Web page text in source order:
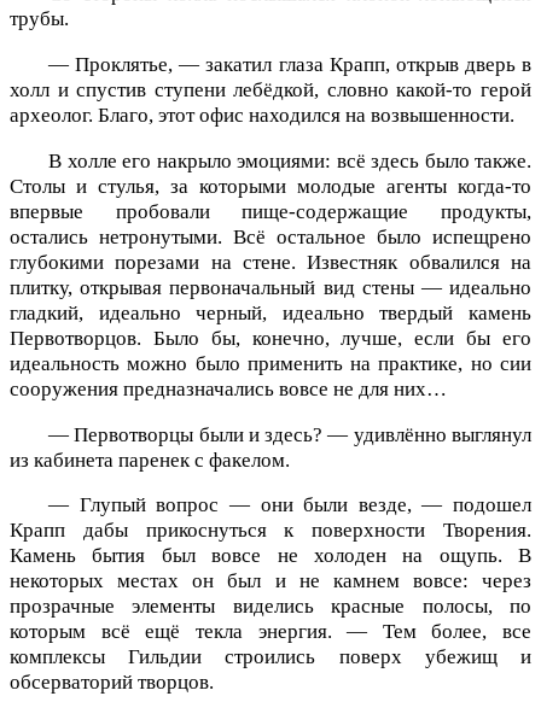
трубы.
— Проклятье, — закатил глаза Крапп, открыв дверь в
холл и спустив ступени лебёдкой, словно какой-то герой
археолог. Благо, этот офис находился на возвышенности.
В холле его накрыло эмоциями: всё здесь было также.
Столы и стулья, за которыми молодые агенты когда-то
впервые пробовали пище-содержащие продукты,
остались нетронутыми. Всё остальное было испещрено
глубокими порезами на стене. Известняк обвалился на
плитку, открывая первоначальный вид стены — идеально
гладкий, идеально черный, идеально твердый камень
Первотворцов. Было бы, конечно, лучше, если бы его
идеальность можно было применить на практике, но сии
сооружения предназначались вовсе не для них…
— Первотворцы были и здесь? — удивлённо выглянул
из кабинета паренек с факелом.
— Глупый вопрос — они были везде, — подошел
Крапп дабы прикоснуться к поверхности Творения.
Камень бытия был вовсе не холоден на ощупь. В
некоторых местах он был и не камнем вовсе: через
прозрачные элементы виделись красные полосы, по
которым всё ещё текла энергия. — Тем более, все
комплексы Гильдии строились поверх убежищ и
обсерваторий творцов.